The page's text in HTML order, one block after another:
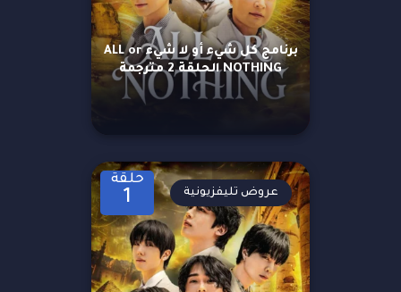
برنامج كل شيء أو لا شيء ALL or
NOTHING الحلقة 2 مترجمة
حلقة
1 عروض تليفزيونية